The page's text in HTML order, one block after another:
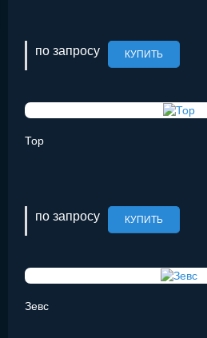
по запросу КУПИТЬ
Тор
по запросу КУПИТЬ
Зевс